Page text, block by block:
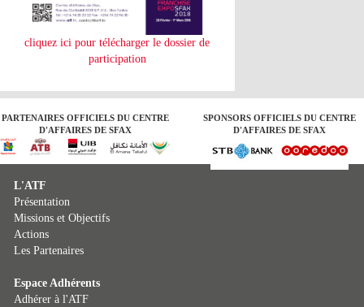
cliquez ici pour télécharger le dossier de
participation
PARTENAIRES OFFICIELS DU CENTRE
D'AFFAIRES DE SFAX
SPONSORS OFFICIELS DU CENTRE
D'AFFAIRES DE SFAX
L'ATF
Présentation
Missions et Objectifs
Actions
Les Partenaires
Espace Adhérents
Adhérer à l'ATF